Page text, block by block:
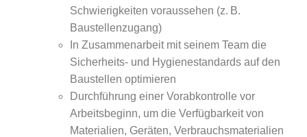
Schwierigkeiten voraussehen (z. B.
Baustellenzugang)
In Zusammenarbeit mit seinem Team die
Sicherheits- und Hygienestandards auf den
Baustellen optimieren
Durchführung einer Vorabkontrolle vor
Arbeitsbeginn, um die Verfügbarkeit von
Materialien, Geräten, Verbrauchsmaterialien